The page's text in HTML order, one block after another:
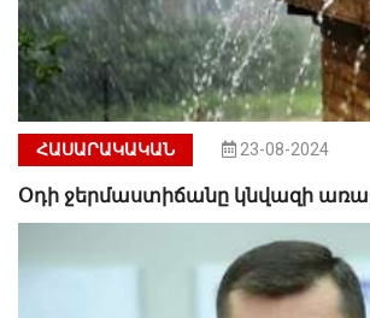
ՀԱՍԱՐԱԿԱԿԱՆ 23-08-2024
Օդի ջերմաստիճանը կնվազի